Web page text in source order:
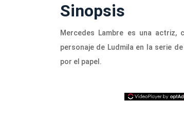
Sinopsis
Mercedes Lambre es una actriz,
personaje de Ludmila en la serie
por el papel.